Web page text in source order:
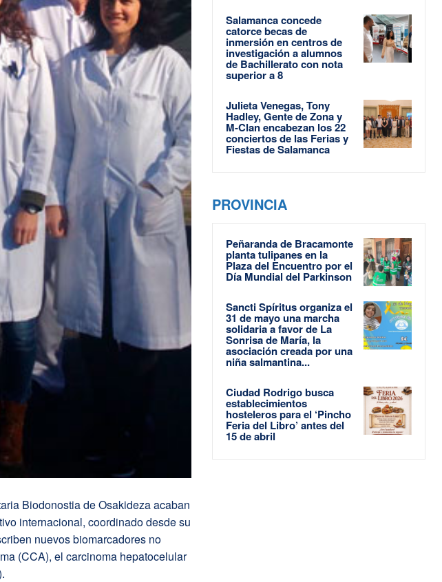
Biodonostia de Osakideza acaban
internacional, coordinado desde su
nuevos biomarcadores no
(CCA), el carcinoma hepatocelular
Salamanca concede
catorce becas de
inmersión en centros de
investigación a alumnos
de Bachillerato con nota
superior a 8
Julieta Venegas, Tony
Hadley, Gente de Zona y
M-Clan encabezan los 22
conciertos de las Ferias y
Fiestas de Salamanca
PROVINCIA
Peñaranda de Bracamonte
planta tulipanes en la
Plaza del Encuentro por el
Día Mundial del Parkinson
Sancti Spíritus organiza el
31 de mayo una marcha
solidaria a favor de La
Sonrisa de María, la
asociación creada por una
niña salmantina...
Ciudad Rodrigo busca
establecimientos
hosteleros para el ‘Pincho
Feria del Libro’ antes del
15 de abril